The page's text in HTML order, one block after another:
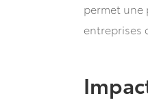
permet une
entreprises